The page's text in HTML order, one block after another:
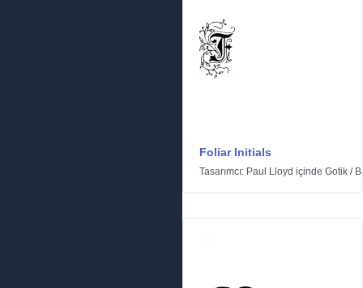
Foliar Initials
Tasarımcı: Paul Lloyd içinde Gotik /